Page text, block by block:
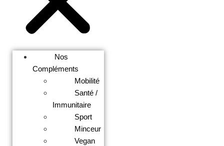
Nos
Compléments
Mobilité
Santé /
Immunitaire
Sport
Minceur
Vegan